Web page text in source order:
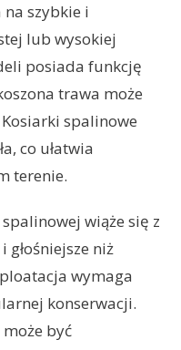
szybkie i
lub wysokiej
posiada funkcję
trawa może
spalinowe
co ułatwia
terenie.
wiąże się z
głośniejsze niż
wymaga
konserwacji.
być